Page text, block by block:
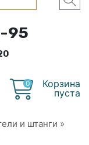
95
0
Корзина
пуста
и штанги »